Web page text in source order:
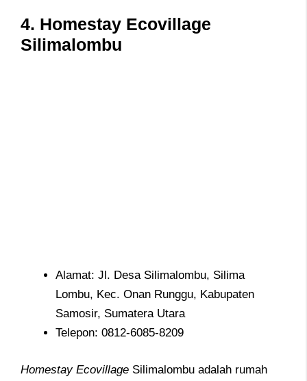
4. Homestay Ecovillage
Silimalombu
Alamat: Jl. Desa Silimalombu, Silima
Lombu, Kec. Onan Runggu, Kabupaten
Samosir, Sumatera Utara
Telepon: 0812-6085-8209
Homestay Ecovillage Silimalombu adalah rumah